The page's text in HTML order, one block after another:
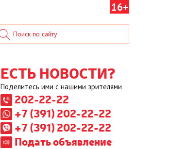
16+
ЕСТЬ НОВОСТИ?
Поделитесь ими с нашими зрителями
202-22-22
+7 (391) 202-22-22
+7 (391) 202-22-22
Подать объявление